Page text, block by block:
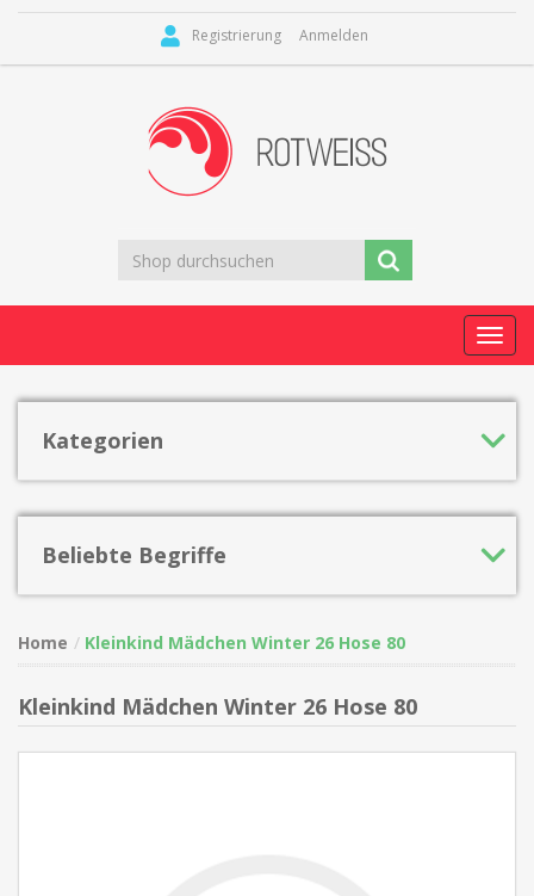
Registrierung Anmelden
Kategorien
Beliebte Begriffe
Home Kleinkind Mädchen Winter 26 Hose 80
Kleinkind Mädchen Winter 26 Hose 80